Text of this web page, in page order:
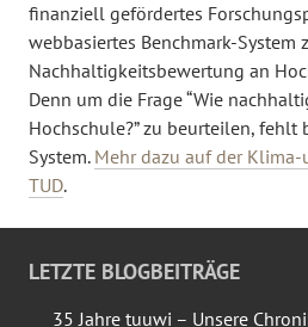
finanziell gefördertes
webbasiertes Benchmark-System
Nachhaltigkeitsbewertung an
Denn um die Frage “Wie
Hochschule?” zu beurteilen,
System. Mehr dazu auf der
TUD.
LETZTE BLOGBEITRÄGE
35 Jahre tuuwi – Unsere